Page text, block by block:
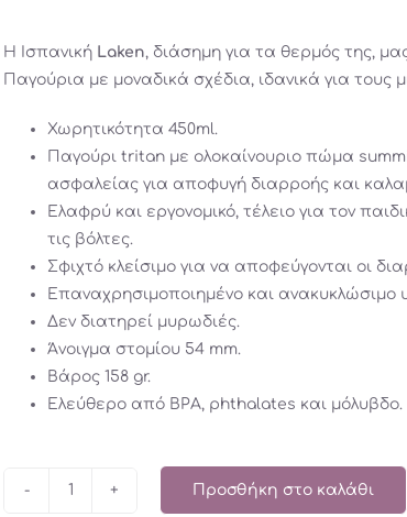
Η Ισπανική Laken, διάσημη για τα θερμός της,
Παγούρια με μοναδικά σχέδια, ιδανικά για τους
Χωρητικότητα 450ml.
Παγούρι tritan με ολοκαίνουριο πώμα
ασφαλείας για αποφυγή διαρροής και
Ελαφρύ και εργονομικό, τέλειο για τον
τις βόλτες.
Σφιχτό κλείσιμο για να αποφεύγονται οι
Επαναχρησιμοποιημένο και ανακυκλώσιμο
Δεν διατηρεί μυρωδιές.
Άνοιγμα στομίου 54 mm.
Βάρος 158 gr.
Ελεύθερο από BPA, phthalates και μόλυβδο.
Προσθήκη στο καλάθι